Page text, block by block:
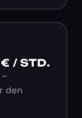
/ STD.
den